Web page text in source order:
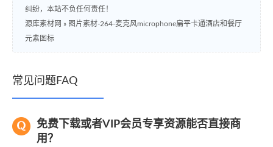
纠纷，本站不负任何责任！
源库素材网 » 图片素材-264-麦克风microphone扁平卡通酒店和餐厅
元素图标
常见问题FAQ
免费下载或者VIP会员专享资源能否直接商
用？